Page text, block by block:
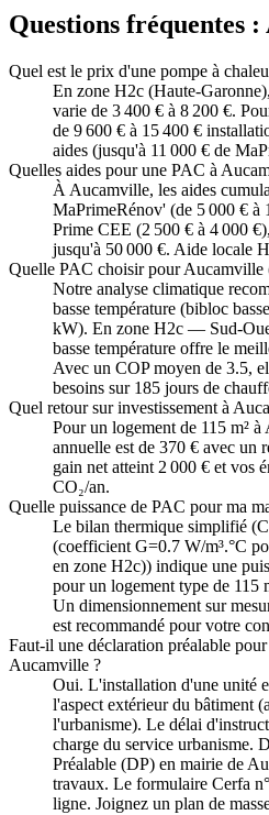
Questions fréquentes :
Quel est le prix d'une pompe à
En zone H2c (Haute-
varie de 3 400 € à 8 200 €.
de 9 600 € à 15 400 €
aides (jusqu'à 11 000 € de
Quelles aides pour une PAC à
À Aucamville, les aides
MaPrimeRénov' (de 5 000 € à
Prime CEE (2 500 € à 4 000
jusqu'à 50 000 €. Aide locale
Quelle PAC choisir pour Aucamville
Notre analyse climatique
basse température (bibloc
kW). En zone H2c — Sud-
basse température offre le
Avec un COP moyen de 3.5,
besoins sur 185 jours de
Quel retour sur investissement à
Pour un logement de 115 m²
annuelle est de 370 € avec un
gain net atteint 2 000 € et vos
CO₂/an.
Quelle puissance de PAC pour ma
Le bilan thermique simplifié
(coefficient G=0.7 W/m³.°C
en zone H2c)) indique une
pour un logement type de 115
Un dimensionnement sur
est recommandé pour votre
Faut-il une déclaration préalable
Aucamville ?
Oui. L'installation d'une unité
l'aspect extérieur du bâtiment
l'urbanisme). Le délai
charge du service urbanisme.
Préalable (DP) en mairie de
travaux. Le formulaire Cerfa
ligne. Joignez un plan de